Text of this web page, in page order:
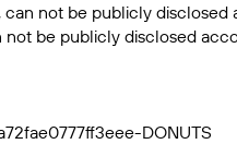
can not be publicly
not be publicly disclosed
DONUTS